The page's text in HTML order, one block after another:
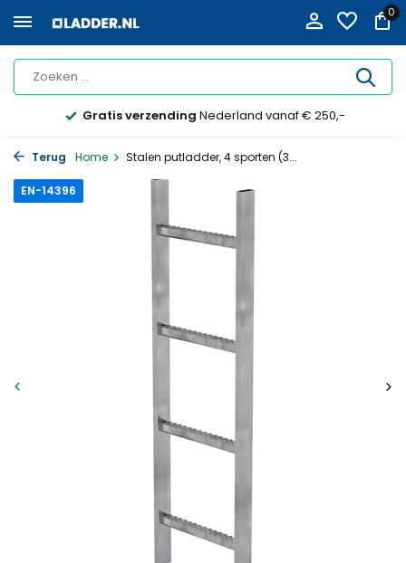
0
Gratis verzending Nederland vanaf € 250,-
Terug Home Stalen putladder, 4 sporten (3...
EN-14396